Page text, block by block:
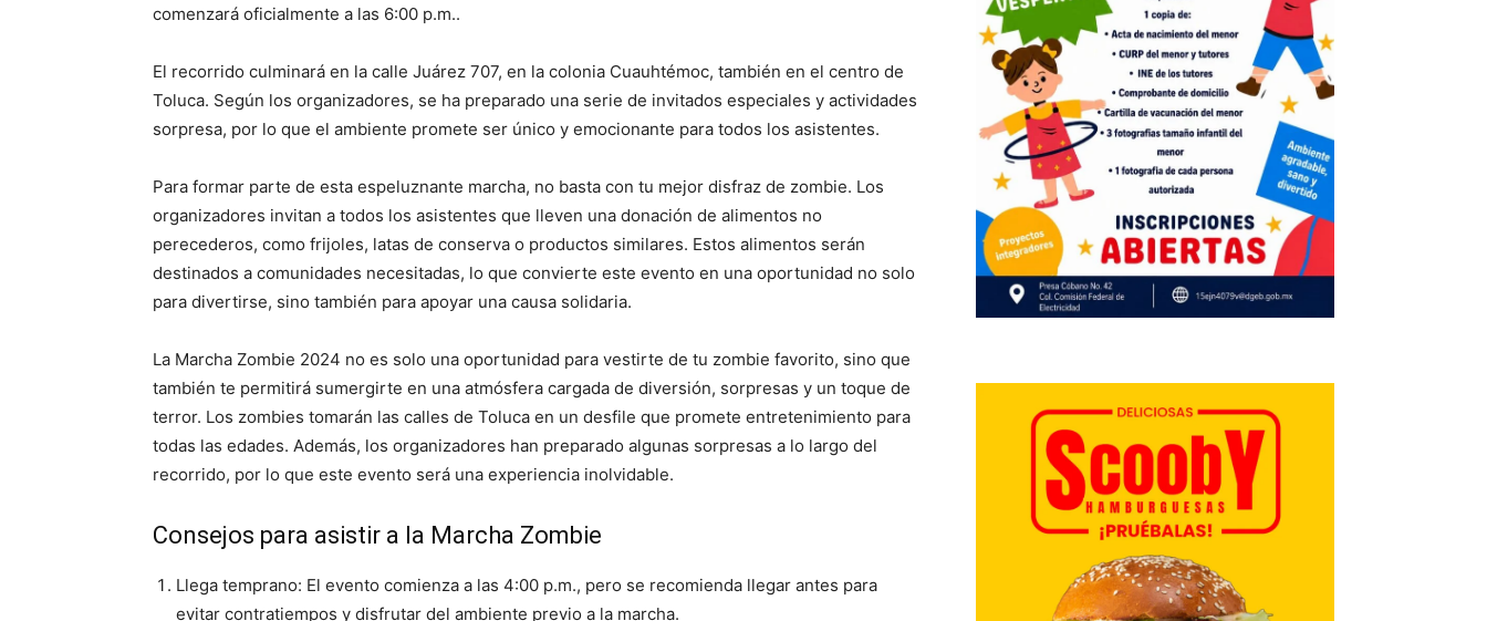
comenzará oficialmente a las 6:00 p.m..
El recorrido culminará en la calle Juárez 707, en la colonia Cuauhtémoc, también en el centro de
Toluca. Según los organizadores, se ha preparado una serie de invitados especiales y actividades
sorpresa, por lo que el ambiente promete ser único y emocionante para todos los asistentes.
Para formar parte de esta espeluznante marcha, no basta con tu mejor disfraz de zombie. Los
organizadores invitan a todos los asistentes que lleven una donación de alimentos no
perecederos, como frijoles, latas de conserva o productos similares. Estos alimentos serán
destinados a comunidades necesitadas, lo que convierte este evento en una oportunidad no solo
para divertirse, sino también para apoyar una causa solidaria.
La Marcha Zombie 2024 no es solo una oportunidad para vestirte de tu zombie favorito, sino que
también te permitirá sumergirte en una atmósfera cargada de diversión, sorpresas y un toque de
terror. Los zombies tomarán las calles de Toluca en un desfile que promete entretenimiento para
todas las edades. Además, los organizadores han preparado algunas sorpresas a lo largo del
recorrido, por lo que este evento será una experiencia inolvidable.
Consejos para asistir a la Marcha Zombie
Llega temprano: El evento comienza a las 4:00 p.m., pero se recomienda llegar antes para
evitar contratiempos y disfrutar del ambiente previo a la marcha.